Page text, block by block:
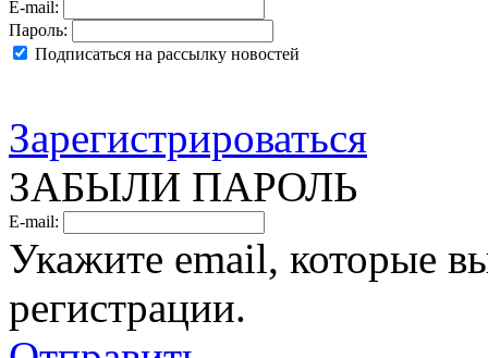
E-mail:
Пароль:
Подписаться на рассылку новостей
Зарегистрироваться
ЗАБЫЛИ ПАРОЛЬ
E-mail:
Укажите email, которые
регистрации.